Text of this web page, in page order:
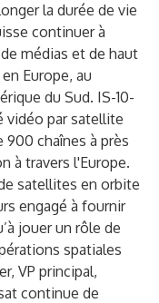
la durée de vie
continuer à
médias et de haut
Europe, au
du Sud. IS-10-
vidéo par satellite
chaînes à près
à travers l'Europe.
satellites en orbite
engagé à fournir
jouer un rôle de
spatiales
VP principal,
continue de